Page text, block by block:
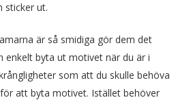
sticker ut.
är så smidiga gör dem det
enkelt byta ut motivet när du är i
som att du skulle behöva
att byta motivet. Istället behöver